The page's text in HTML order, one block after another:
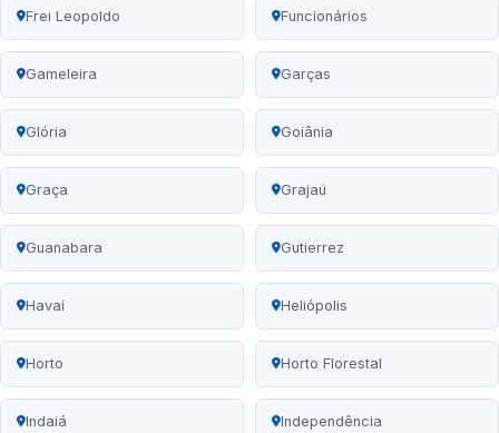
Frei Leopoldo Funcionários
Gameleira Garças
Glória Goiânia
Graça Grajaú
Guanabara Gutierrez
Havaí Heliópolis
Horto Horto Florestal
Indaiá Independência